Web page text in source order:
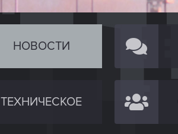
НОВОСТИ
ТЕХНИЧЕСКОЕ